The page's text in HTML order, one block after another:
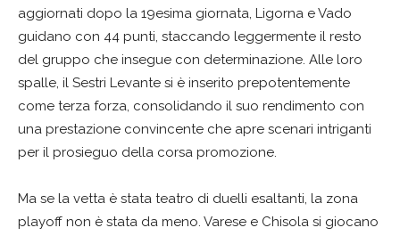
aggiornati dopo la 19esima giornata, Ligorna e Vado
guidano con 44 punti, staccando leggermente il resto
del gruppo che insegue con determinazione. Alle loro
spalle, il Sestri Levante si è inserito prepotentemente
come terza forza, consolidando il suo rendimento con
una prestazione convincente che apre scenari intriganti
per il prosieguo della corsa promozione.
Ma se la vetta è stata teatro di duelli esaltanti, la zona
playoff non è stata da meno. Varese e Chisola si giocano